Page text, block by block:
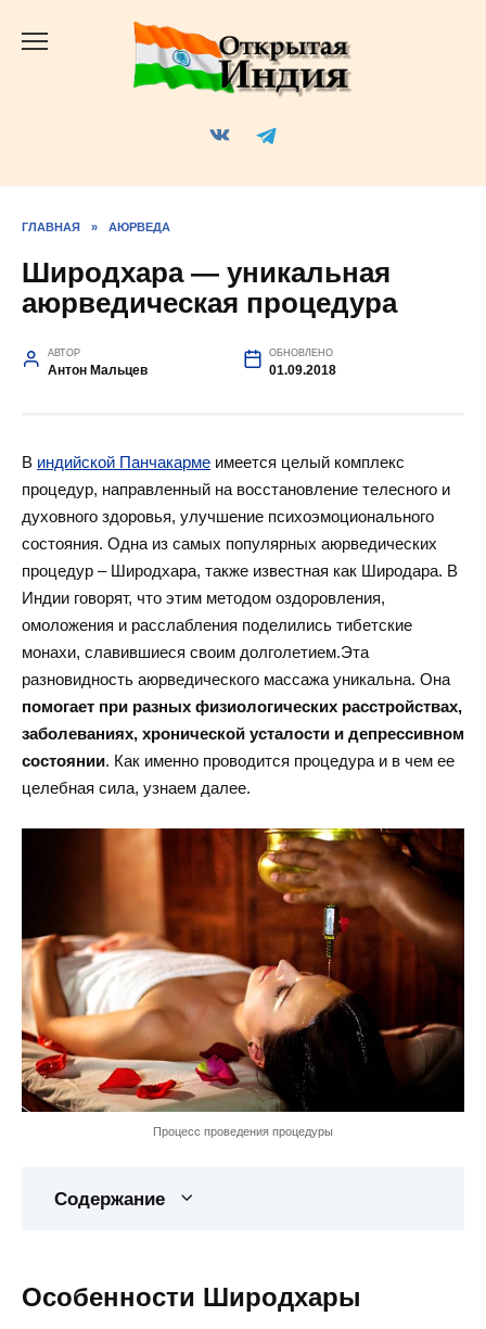
ГЛАВНАЯ » АЮРВЕДА
Широдхара — уникальная
аюрведическая процедура
АВТОР
Антон Мальцев
ОБНОВЛЕНО
01.09.2018
В индийской Панчакарме имеется целый комплекс
процедур, направленный на восстановление телесного и
духовного здоровья, улучшение психоэмоционального
состояния. Одна из самых популярных аюрведических
процедур – Широдхара, также известная как Широдара. В
Индии говорят, что этим методом оздоровления,
омоложения и расслабления поделились тибетские
монахи, славившиеся своим долголетием.Эта
разновидность аюрведического массажа уникальна. Она
помогает при разных физиологических расстройствах,
заболеваниях, хронической усталости и депрессивном
состоянии. Как именно проводится процедура и в чем ее
целебная сила, узнаем далее.
Процесс проведения процедуры
Содержание
Особенности Широдхары